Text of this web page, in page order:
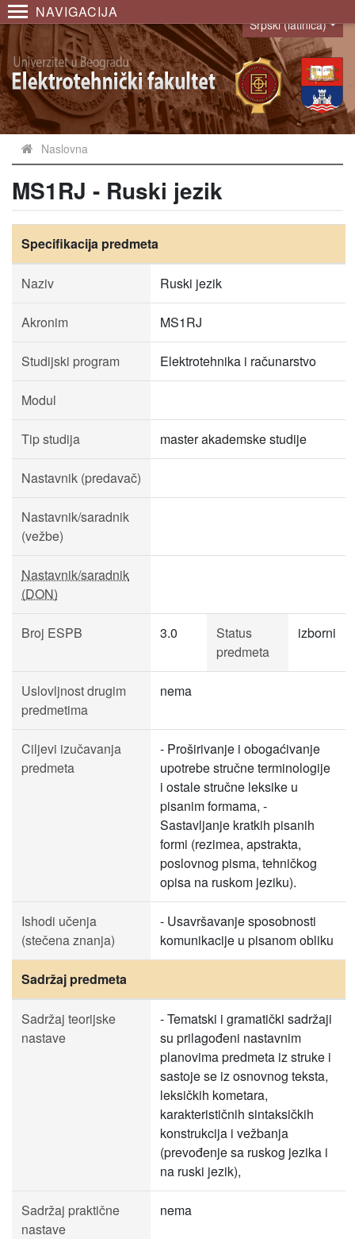
NAVIGACIJA
Language
Srpski (latinica)
Naslovna
MS1RJ - Ruski jezik
Specifikacija predmeta
Naziv Ruski jezik
Akronim MS1RJ
Studijski program Elektrotehnika i računarstvo
Modul
Tip studija master akademske studije
Nastavnik (predavač)
Nastavnik/saradnik
(vežbe)
Nastavnik/saradnik
(DON)
Broj ESPB 3.0
Status
predmeta
izborni
Uslovljnost drugim
predmetima
nema
Ciljevi izučavanja
predmeta
- Proširivanje i obogaćivanje
upotrebe stručne terminologije
i ostale stručne leksike u
pisanim formama, -
Sastavljanje kratkih pisanih
formi (rezimea, apstrakta,
poslovnog pisma, tehničkog
opisa na ruskom jeziku).
Ishodi učenja
(stečena znanja)
- Usavršavanje sposobnosti
komunikacije u pisanom obliku
Sadržaj predmeta
Sadržaj teorijske
nastave
- Tematski i gramatički sadržaji
su prilagođeni nastavnim
planovima predmeta iz struke i
sastoje se iz osnovnog teksta,
leksičkih kometara,
karakterističnih sintaksičkih
konstrukcija i vežbanja
(prevođenje sa ruskog jezika i
na ruski jezik),
Sadržaj praktične
nastave
nema